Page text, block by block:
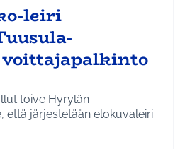
leiri
toive Hyrylän
että järjestetään elokuvaleiri